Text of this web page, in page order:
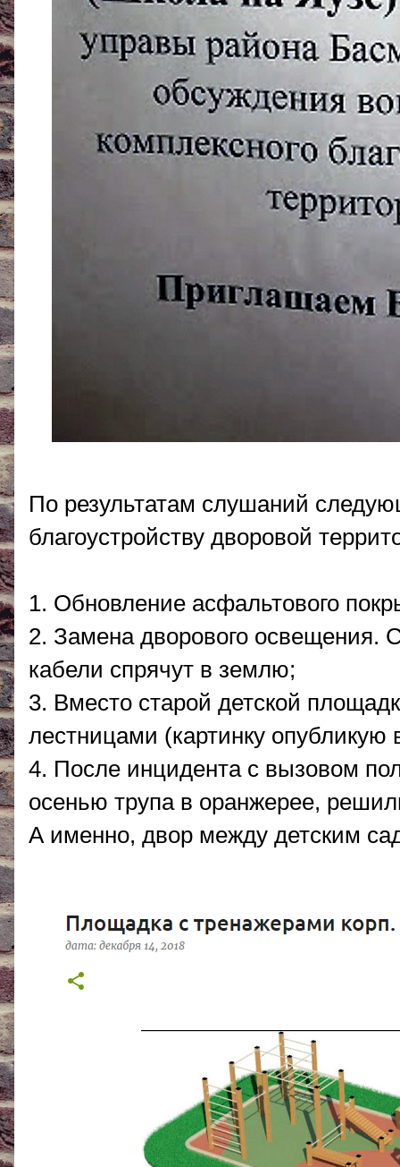
По результатам слушаний
благоустройству дворовой
1. Обновление асфальтового
2. Замена дворового освещения.
кабели спрячут в землю;
3. Вместо старой детской
лестницами (картинку
4. После инцидента с вызовом
осенью трупа в оранжерее,
А именно, двор между детским